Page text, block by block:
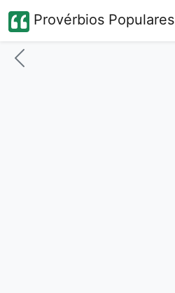
Provérbios Populares